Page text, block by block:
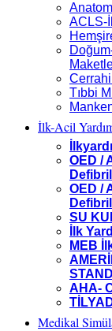
ACLS-
Tıbbi
İlk-Acil
OED /
OED /
SU
İlk
MEB
AHA-
Medikal